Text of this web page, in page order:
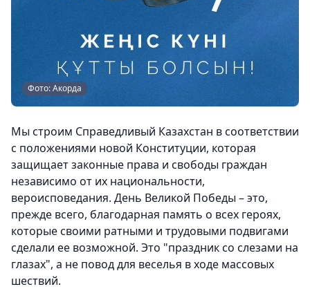
Фото: Акорда
Мы строим Справедливый Казахстан в соответствии
с положениями новой Конституции, которая
защищает законные права и свободы граждан
независимо от их национальности,
вероисповедания. День Великой Победы – это,
прежде всего, благодарная память о всех героях,
которые своими ратными и трудовыми подвигами
сделали ее возможной. Это "праздник со слезами на
глазах", а не повод для веселья в ходе массовых
шествий.